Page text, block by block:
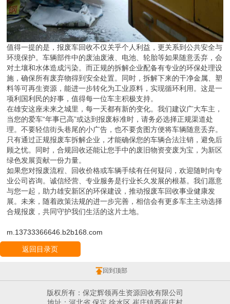
值得一提的是，报废车回收不仅关乎个人利益，更关系到公共安全与
环境保护。车辆部件中的废油废液、电池、轮胎等如果随意丢弃，会
对土壤和水体造成污染。而正规的拆解企业配备有专业的环保处理设
施，确保所有废弃物得到安全处置。同时，拆解下来的干净金属、塑
料等可再生资源，能进一步转化为工业原料，实现循环利用。这是一
项利国利民的好事，值得每一位车主积极支持。
在雄安这座未来之城里，每一天都有新的变化。我们建议广大车主，
当您的爱车“年事已高”或达到报废标准时，请务必选择正规渠道处
理。不要轻信街头巷尾的小广告，也不要贪图方便将车辆随意丢弃。
只有通过正规报废车拆解企业，才能确保您的车辆合法注销，避免后
顾之忧。同时，合规回收还能让您手中的废旧物资变废为宝，为新区
绿色发展贡献一份力量。
如果您对报废流程、回收价格或车辆手续有任何疑问，欢迎随时向专
业公司咨询。诚信经营、专业服务是行业长久发展的根基。我们愿意
与您一起，助力雄安新区的环保建设，推动报废车回收事业健康发
展。未来，随着政策法规的进一步完善，相信会有更多车主主动选择
合规报废，共同守护我们生活的这片土地。
m.13733366646.b2b168.com
返回目录页
回到顶部
版权所有：保定辉领再生资源回收有限公司